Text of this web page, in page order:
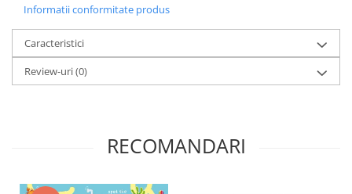
Informatii conformitate produs
Caracteristici
Review-uri(0)
RECOMANDARI